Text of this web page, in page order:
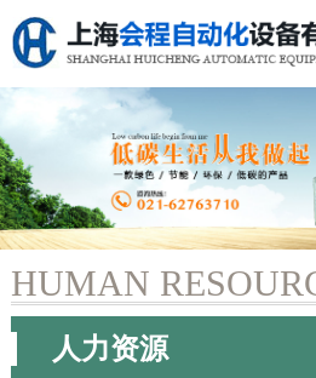
HUMAN
人力资源